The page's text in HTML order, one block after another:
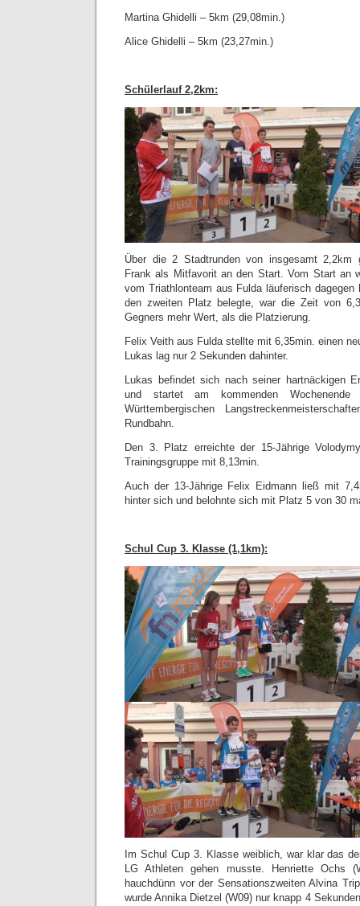
Martina Ghidelli – 5km (29,08min.)
Alice Ghidelli – 5km (23,27min.)
Schülerlauf 2,2km:
Über die 2 Stadtrunden von insgesamt 2,2km
Frank als Mitfavorit an den Start. Vom Start an
vom Triathlonteam aus Fulda läuferisch
den zweiten Platz belegte, war die Zeit von
Gegners mehr Wert, als die Platzierung.
Felix Veith aus Fulda stellte mit 6,35min. einen
Lukas lag nur 2 Sekunden dahinter.
Lukas befindet sich nach seiner hartnäckigen
und startet am kommenden
Württembergischen
Rundbahn.
Den 3. Platz erreichte der 15-Jährige
Trainingsgruppe mit 8,13min.
Auch der 13-Jährige Felix Eidmann ließ mit
hinter sich und belohnte sich mit Platz 5 von 30
Schul Cup 3. Klasse (1,1km):
Im Schul Cup 3. Klasse weiblich, war klar das
LG Athleten gehen musste. Henriette Ochs
hauchdünn vor der Sensationszweiten Alvina
wurde Annika Dietzel (W09) nur knapp 4